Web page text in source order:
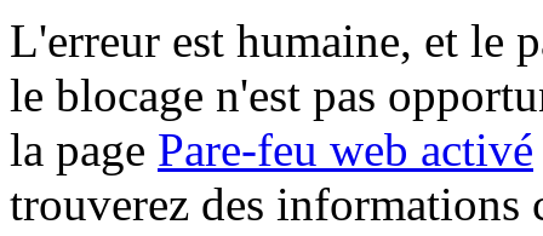
L'erreur est humaine, et le
le blocage n'est pas
la page Pare-feu web activé
trouverez des informations